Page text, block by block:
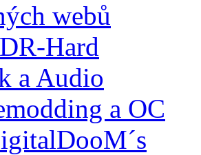
webů
Hard
a Audio
a OC